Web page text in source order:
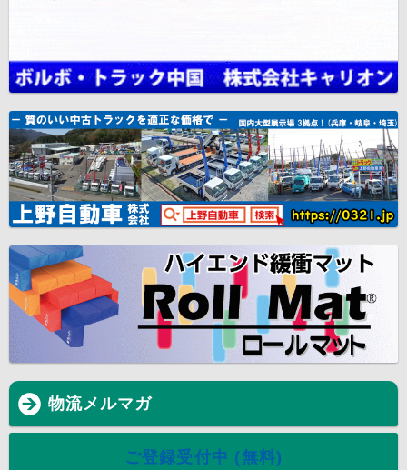
物流メルマガ
ご登録受付中 (無料)